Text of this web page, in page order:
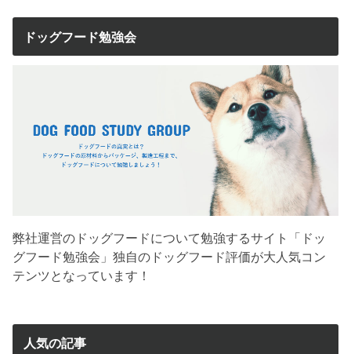
ドッグフード勉強会
弊社運営のドッグフードについて勉強するサイト「ドッ
グフード勉強会」独自のドッグフード評価が大人気コン
テンツとなっています！
人気の記事